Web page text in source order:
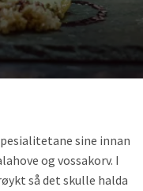
sine innan
og vossakorv. I
så det skulle halda